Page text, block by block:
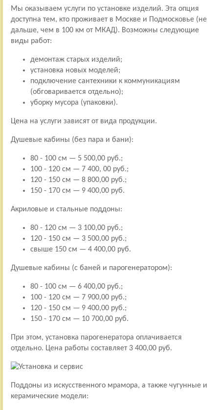
Мы оказываем услуги по установке изделий. Эта опция
доступна тем, кто проживает в Москве и Подмосковье (не
дальше, чем в 100 км от МКАД). Возможны следующие
виды работ:
демонтаж старых изделий;
установка новых моделей;
подключение сантехники к коммуникациям
(обговаривается отдельно);
уборку мусора (упаковки).
Цена на услуги зависят от вида продукции.
Душевые кабины (без пара и бани):
80 - 100 см — 5 500,00 руб.;
100 - 120 см — 7 400, 00 руб.;
120 - 150 см — 8 800,00 руб.;
150 - 170 см — 9 400,00 руб.
Акриловые и стальные поддоны:
80 - 120 см — 3 100,00 руб.;
120 - 150 см — 3 500,00 руб.;
свыше 150 см — 4 400,00 руб.
Душевые кабины (с баней и парогенератором):
80 - 100 см — 6 400,00 руб.;
100 - 120 см — 7 900,00 руб.;
120 - 150 см — 9 400,00 руб.;
150 - 170 см — 10 700,00 руб.
При этом, установка парогенератора оплачивается
отдельно. Цена работы составляет 3 400,00 руб.
Поддоны из искусственного мрамора, а также чугунные и
керамические модели: